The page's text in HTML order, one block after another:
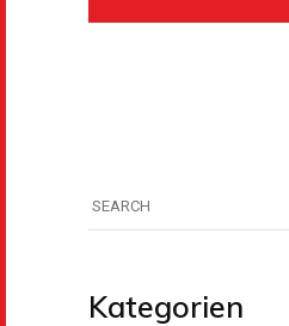
Kategorien